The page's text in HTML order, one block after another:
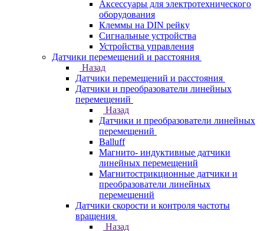
Аксессуары для электротехнического
оборудования
Клеммы на DIN рейку
Сигнальные устройства
Устройства управления
Датчики перемещений и расстояния
Назад
Датчики перемещений и расстояния
Датчики и преобразователи линейных
перемещений
Назад
Датчики и преобразователи линейных
перемещений
Balluff
Магнито- индуктивные датчики
линейных перемещений
Магнитострикционные датчики и
преобразователи линейных
перемещений
Датчики скорости и контроля частоты
вращения
Назад